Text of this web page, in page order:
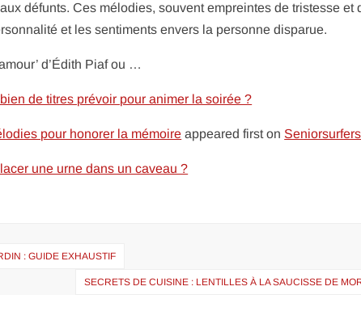
défunts. Ces mélodies, souvent empreintes de tristesse et
et les sentiments envers la personne disparue.
d’Édith Piaf ou …
de titres prévoir pour animer la soirée ?
pour honorer la mémoire appeared first on
une urne dans un caveau ?
: GUIDE EXHAUSTIF
SECRETS DE CUISINE : LENTILLES À LA SAUCISSE DE